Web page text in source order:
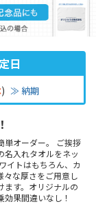
日
) ≫ 納期
単オーダー。 ご挨拶
名入れタオルをネッ
イトはもちろん、カ
々な厚さをご用意し
ます。オリジナルの
果間違いなし！